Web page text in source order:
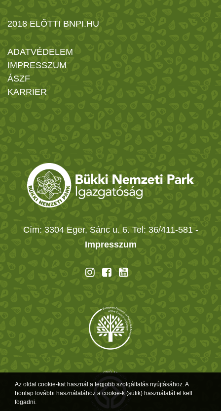
2018 ELŐTTI BNPI.HU
ADATVÉDELEM
IMPRESSZUM
ÁSZF
KARRIER
Cím: 3304 Eger, Sánc u. 6. Tel: 36/411-581 -
Impresszum
Az oldal cookie-kat használ a legjobb szolgáltatás nyújtásához. A
honlap további használatához a cookie-k (sütik) használatát el kell
fogadni.